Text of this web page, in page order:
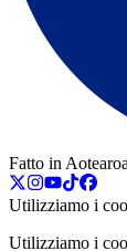
Fatto in
Utilizziamo i
Utilizziamo i